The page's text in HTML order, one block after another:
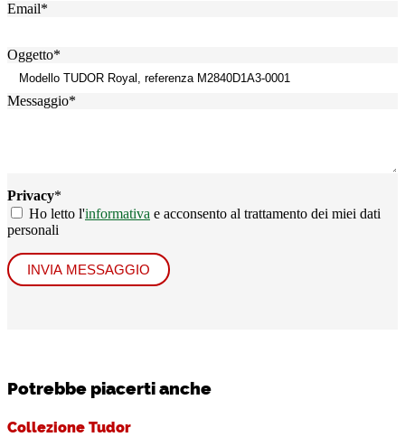
Email*
Oggetto*
Messaggio*
Privacy*
Ho letto l'informativa e acconsento al trattamento dei miei dati
personali
INVIA MESSAGGIO
Potrebbe piacerti anche
Collezione Tudor